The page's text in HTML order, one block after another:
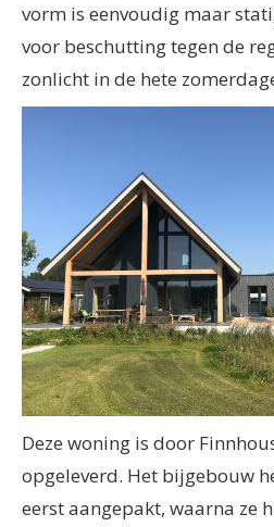
vorm is eenvoudig maar
voor beschutting tegen de
zonlicht in de hete
Deze woning is door
opgeleverd. Het bijgebouw
eerst aangepakt, waarna ze